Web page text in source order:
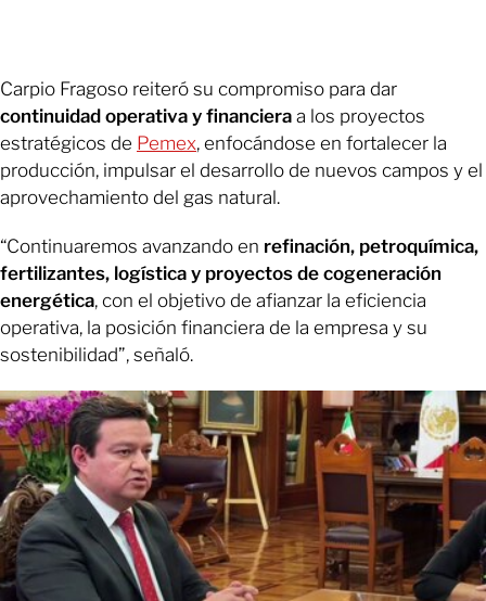
Carpio Fragoso reiteró su compromiso para dar
continuidad operativa y financiera a los proyectos
estratégicos de Pemex, enfocándose en fortalecer la
producción, impulsar el desarrollo de nuevos campos y el
aprovechamiento del gas natural.
“Continuaremos avanzando en refinación, petroquímica,
fertilizantes, logística y proyectos de cogeneración
energética, con el objetivo de afianzar la eficiencia
operativa, la posición financiera de la empresa y su
sostenibilidad”, señaló.